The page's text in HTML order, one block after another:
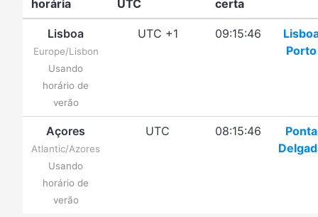
horária
UTC
certa
Lisboa
Europe/Lisbon
Usando
horário de
verão
UTC +1 09:15:46
Porto
Açores
Atlantic/Azores
Usando
horário de
verão
UTC 08:15:46
Ponta